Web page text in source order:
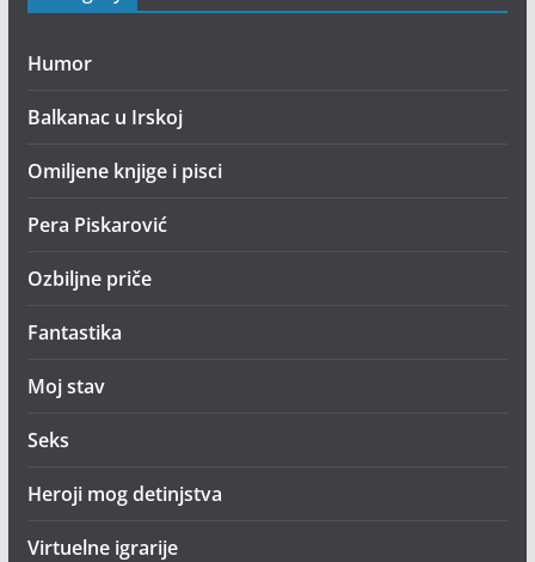
Humor
Balkanac u Irskoj
Omiljene knjige i pisci
Pera Piskarović
Ozbiljne priče
Fantastika
Moj stav
Seks
Heroji mog detinjstva
Virtuelne igrarije